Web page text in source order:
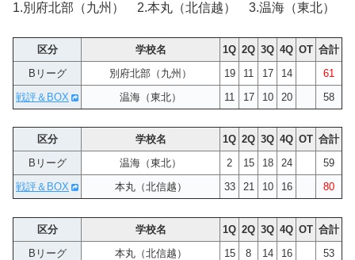
1.別府北部（九州） 2.本丸（北信越） 3.温海（東北）
区分 学校名 1Q 2Q 3Q 4Q OT 合計
Bリーグ
別府北部（九州） 19 11 17 14
61
戦評＆BOX
温海（東北） 11 17 10 20 58
区分 学校名 1Q 2Q 3Q 4Q OT 合計
Bリーグ
温海（東北） 2 15 18 24
59
戦評＆BOX
本丸（北信越） 33 21 10 16 80
区分 学校名 1Q 2Q 3Q 4Q OT 合計
Bリーグ
本丸（北信越） 15 8 14 16
53